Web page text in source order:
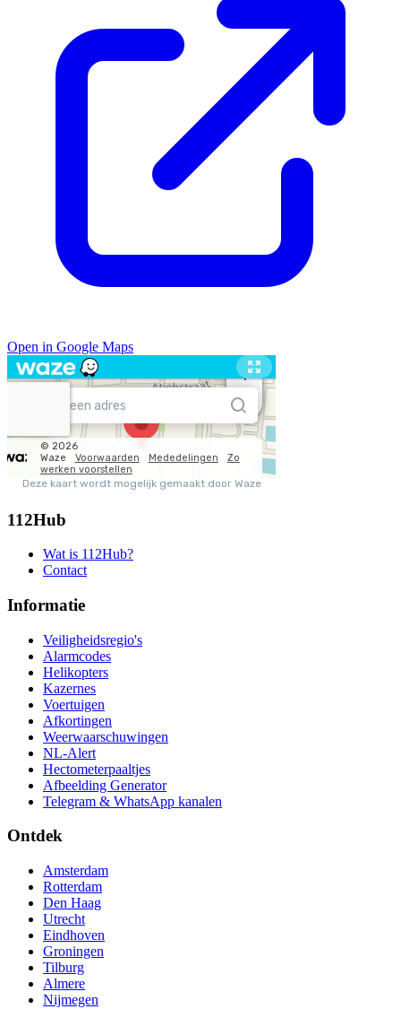
Open in Google Maps
112Hub
Wat is 112Hub?
Contact
Informatie
Veiligheidsregio's
Alarmcodes
Helikopters
Kazernes
Voertuigen
Afkortingen
Weerwaarschuwingen
NL-Alert
Hectometerpaaltjes
Afbeelding Generator
Telegram & WhatsApp kanalen
Ontdek
Amsterdam
Rotterdam
Den Haag
Utrecht
Eindhoven
Groningen
Tilburg
Almere
Nijmegen